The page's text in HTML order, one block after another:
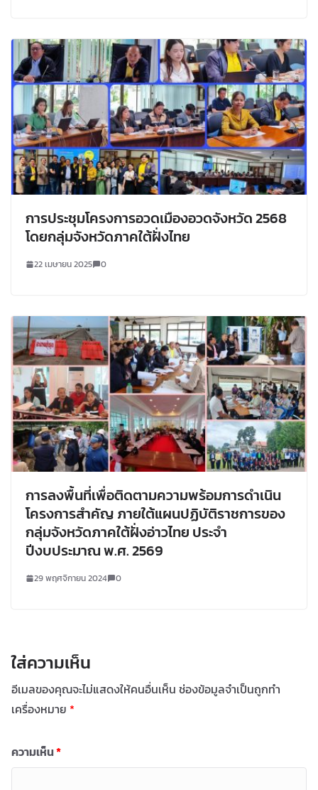
การประชุมโครงการอวดเมืองอวดจังหวัด 2568
โดยกลุ่มจังหวัดภาคใต้ฝั่งไทย
22 เมษายน 2025 0
การลงพื้นที่เพื่อติดตามความพร้อมการดำเนิน
โครงการสำคัญ ภายใต้แผนปฏิบัติราชการของ
กลุ่มจังหวัดภาคใต้ฝั่งอ่าวไทย ประจำ
ปีงบประมาณ พ.ศ. 2569
29 พฤศจิกายน 2024 0
ใส่ความเห็น
อีเมลของคุณจะไม่แสดงให้คนอื่นเห็น ช่องข้อมูลจำเป็นถูกทำ
เครื่องหมาย *
ความเห็น*